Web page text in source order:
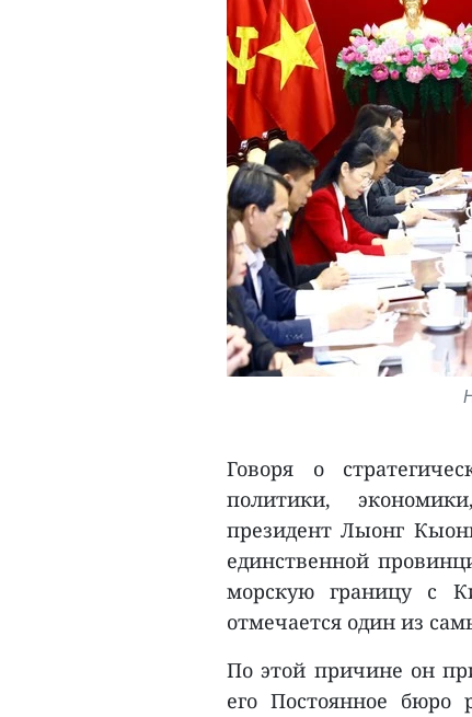
Говоря о
политики,
президент Лыонг
единственной
морскую границу с
отмечается один из
По этой причине он
его Постоянное бюро